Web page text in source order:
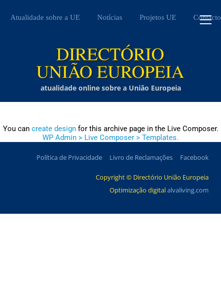
Atualidade sobre a UE Notícias Projetos UE Contacto
atualidade online sobre a União Europeia
You can create designfor this archive page in the Live Composer.
WP Admin > Live Composer > Templates.
Política de Privacidade Livro de Reclamações Facebook
Copyright © Directório União Europeia
Optimização digitalalvaliving.com